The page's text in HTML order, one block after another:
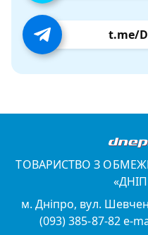
t.me/
ТОВАРИСТВО З
м. Дніпро, вул.
(093) 385-87-82 e-